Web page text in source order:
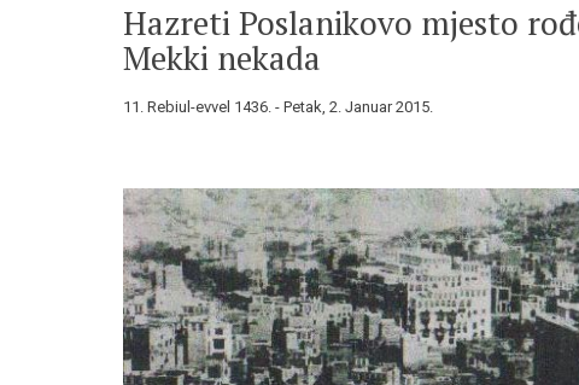
Hazreti Poslanikovo mjesto
Mekki nekada
11. Rebiul-evvel 1436. - Petak, 2. Januar 2015.